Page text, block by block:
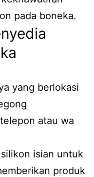
pada boneka.
yang berlokasi
atau wa
isian untuk
produk